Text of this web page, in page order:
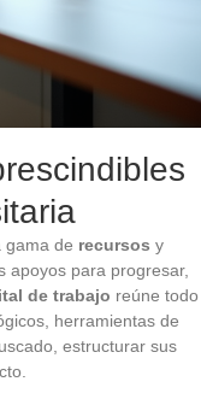
gama de recursos y
apoyos para progresar,
de trabajo reúne todo
herramientas de
estructurar sus